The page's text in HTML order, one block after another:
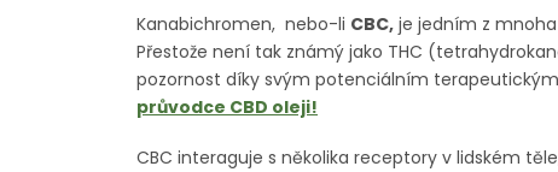
Kanabichromen, nebo-li CBC, je jedním z
Přestože není tak známý jako THC
pozornost díky svým potenciálním
průvodce CBD oleji!
CBC interaguje s několika receptory v lidském